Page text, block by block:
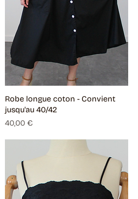
Robe longue coton - Convient
jusqu'au 40/42
Prix
40,00 €